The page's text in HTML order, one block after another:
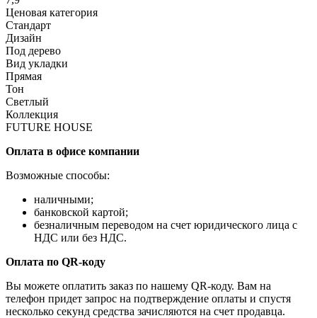
Ценовая категория
Стандарт
Дизайн
Под дерево
Вид укладки
Прямая
Тон
Светлый
Коллекция
FUTURE HOUSE
Оплата в офисе компании
Возможные способы:
наличными;
банковской картой;
безналичным переводом на счет юридического лица с
НДС или без НДС.
Оплата по QR-коду
Вы можете оплатить заказ по нашему QR-коду. Вам на
телефон придет запрос на подтверждение оплаты и спустя
несколько секунд средства зачисляются на счет продавца.